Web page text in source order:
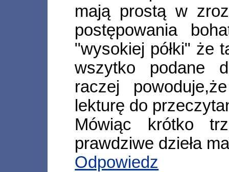
mają prostą w
postępowania
"wysokiej półki" że
wszytko podane
raczej
lekturę do
Mówiąc krótko
prawdziwe dzieła
Odpowiedz